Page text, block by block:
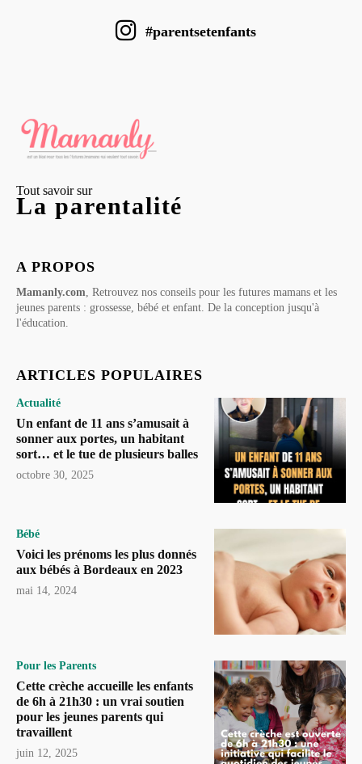
#parentsetenfants
Tout savoir sur
La parentalité
A PROPOS
Mamanly.com , Retrouvez nos conseils pour les futures mamans et les
jeunes parents : grossesse, bébé et enfant. De la conception jusqu'à
l'éducation.
ARTICLES POPULAIRES
Actualité
Un enfant de 11 ans s’amusait à
sonner aux portes, un habitant
sort… et le tue de plusieurs balles
octobre 30, 2025
Bébé
Voici les prénoms les plus donnés
aux bébés à Bordeaux en 2023
mai 14, 2024
Pour les Parents
Cette crèche accueille les enfants
de 6h à 21h30 : un vrai soutien
pour les jeunes parents qui
travaillent
juin 12, 2025